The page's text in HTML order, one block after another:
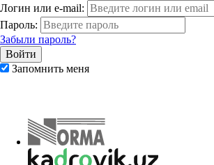
Логин или e-mail:
Пароль:
Забыли пароль?
Запомнить меня